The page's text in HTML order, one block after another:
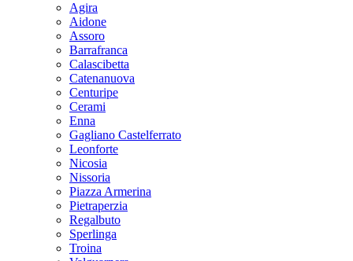
Agira
Aidone
Assoro
Barrafranca
Calascibetta
Catenanuova
Centuripe
Cerami
Enna
Gagliano Castelferrato
Leonforte
Nicosia
Nissoria
Piazza Armerina
Pietraperzia
Regalbuto
Sperlinga
Troina